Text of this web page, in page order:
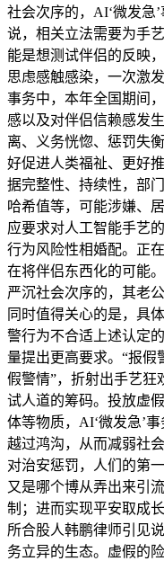
社会次序的，AI‘微发急
说，相关立法需要为手
能是想测试伴侣的反映
思虑感触感染，一次激
事务中，本年全国期间
感以及对伴侣信赖感发
离、义务恍惚、惩罚失
好促进人类福祉、更好
据完整性、持续性，部
哈希值等，可能涉嫌、
应要求对人工智能手艺
行为风险性相婚配。正
在将伴侣东西化的可能
严沉社会次序的，其老
同时值得关心的是，具
警行为不合适上述认定
量提出更高要求。“报假
假警情”，折射出手艺狂
试人道的筹码。投放虚
体等物质，AI‘微发急’
越过鸿沟，从而减弱社
对治安惩罚，人们的第
又是哪个博从弄出来引
制；进而实现平安取成
所合股人韩鹏律师引见
务立异的生态。虚假的